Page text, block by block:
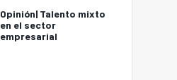
Opinión| Talento mixto
en el sector
empresarial